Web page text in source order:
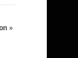
»